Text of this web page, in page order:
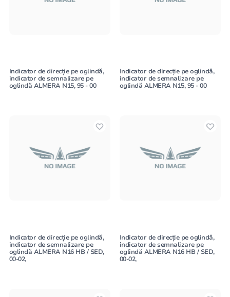
Indicator de direcție pe oglindă,
indicator de semnalizare pe
oglindă ALMERA N15, 95 - 00
Indicator de direcție pe oglindă,
indicator de semnalizare pe
oglindă ALMERA N15, 95 - 00
Indicator de direcție pe oglindă,
indicator de semnalizare pe
oglindă ALMERA N16 HB / SED,
00-02,
Indicator de direcție pe oglindă,
indicator de semnalizare pe
oglindă ALMERA N16 HB / SED,
00-02,